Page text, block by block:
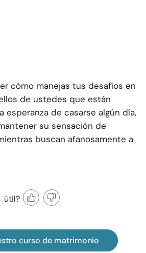
cómo manejas tus desafíos en
de ustedes que están
esperanza de casarse algún día,
su sensación de
buscan afanosamente a
útil?
curso de matrimonio